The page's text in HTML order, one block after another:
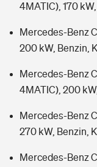
4MATIC), 170
Mercedes-Benz
200 kW, Benzin,
Mercedes-Benz
4MATIC), 200
Mercedes-Benz
270 kW, Benzin,
Mercedes-Benz